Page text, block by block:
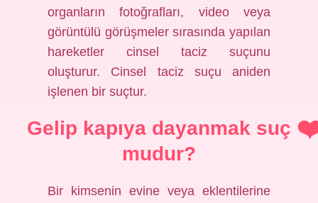
organların fotoğrafları, video veya
görüntülü görüşmeler sırasında yapılan
hareketler cinsel taciz suçunu
oluşturur. Cinsel taciz suçu aniden
işlenen bir suçtur.
Gelip kapıya dayanmak suç
mudur?
Bir kimsenin evine veya eklentilerine